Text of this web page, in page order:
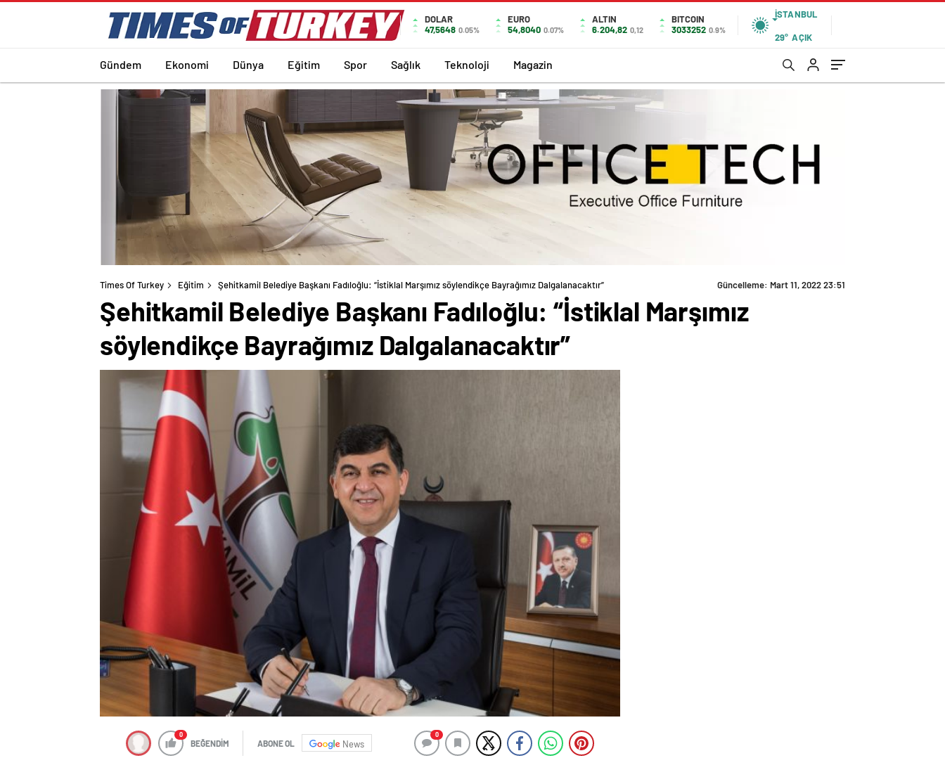
DOLAR
47,5648 0.05%
EURO
54,8040 0.07%
ALTIN
6.204,82 0,12
BITCOIN
3033252 0.9%
İSTANBUL
29° AÇIK
Gündem Ekonomi Dünya Eğitim Spor Sağlık Teknoloji Magazin
Times Of Turkey Eğitim Şehitkamil Belediye Başkanı Fadıloğlu: “İstiklal Marşımız söylendikçe Bayrağımız Dalgalanacaktır” Güncelleme: Mart 11, 2022 23:51
Şehitkamil Belediye Başkanı Fadıloğlu: “İstiklal Marşımız
söylendikçe Bayrağımız Dalgalanacaktır”
0
BEĞENDİM ABONE OL News
0